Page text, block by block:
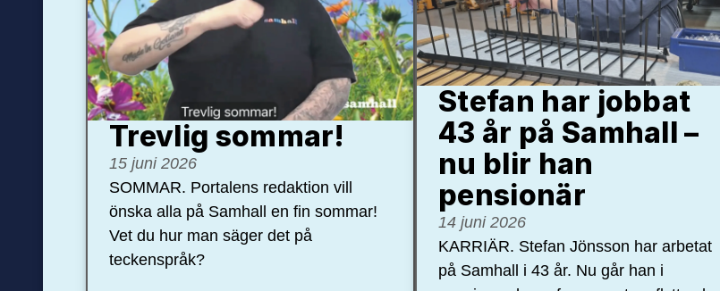
Trevlig sommar!
15 juni 2026
SOMMAR. Portalens redaktion vill
önska alla på Samhall en fin sommar!
Vet du hur man säger det på
teckenspråk?
Stefan har jobbat
43 år på Samhall –
nu blir han
pensionär
14 juni 2026
KARRIÄR. Stefan Jönsson har arbetat
på Samhall i 43 år. Nu går han i